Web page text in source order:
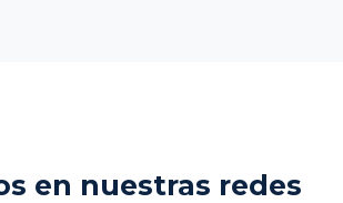
en nuestras redes